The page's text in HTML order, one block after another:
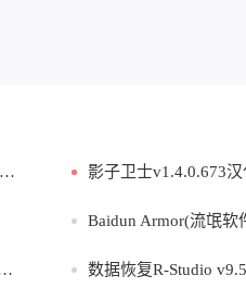
影子卫士v1.4.0.673汉化中
Baidun Armor(流氓软件屏蔽
数据恢复R-Studio